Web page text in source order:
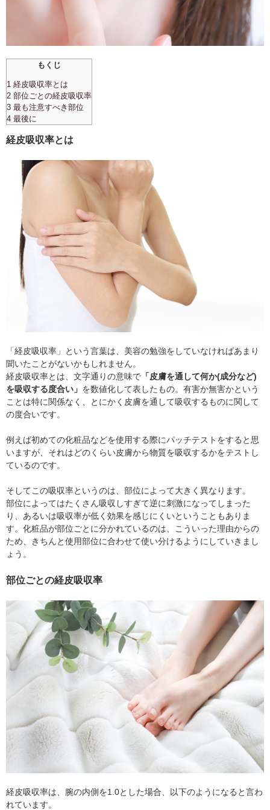
もくじ
1 経皮吸収率とは
2 部位ごとの経皮吸収率
3 最も注意すべき部位
4 最後に
経皮吸収率とは
「経皮吸収率」という言葉は、美容の勉強をしていなければあまり
聞いたことがないかもしれません。
経皮吸収率とは、文字通りの意味で 「皮膚を通して何か(成分など)
を吸収する度合い」 を数値化して表したもの。有害か無害かという
ことは特に関係なく、とにかく皮膚を通して吸収するものに関して
の度合いです。
例えば初めての化粧品などを使用する際にパッチテストをすると思
いますが、それはどのくらい皮膚から物質を吸収するかをテストし
ているのです。
そしてこの吸収率というのは、部位によって大きく異なります。
部位によってはたくさん吸収しすぎて逆に刺激になってしまった
り、あるいは吸収率が低く効果を感じにくいということもありま
す。化粧品が部位ごとに分かれているのは、こういった理由からの
ため、きちんと使用部位に合わせて使い分けるようにしていきまし
ょう。
部位ごとの経皮吸収率
経皮吸収率は、腕の内側を1.0とした場合、以下のようになると言わ
れています。